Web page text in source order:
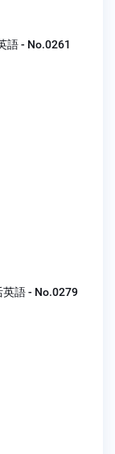
語 - No.0261
語 - No.0279